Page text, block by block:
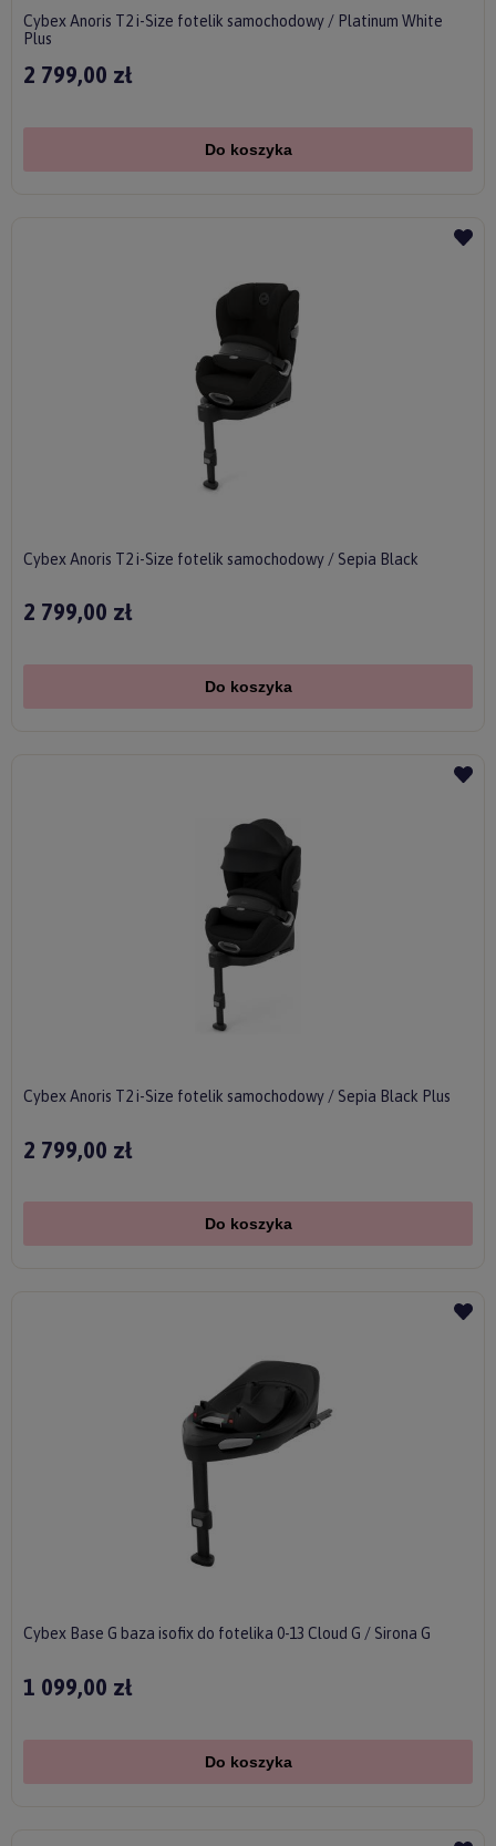
Cybex Anoris T2 i-Size fotelik samochodowy / Platinum White
Plus
2 799,00 zł
Do koszyka
Cybex Anoris T2 i-Size fotelik samochodowy / Sepia Black
2 799,00 zł
Do koszyka
Cybex Anoris T2 i-Size fotelik samochodowy / Sepia Black Plus
2 799,00 zł
Do koszyka
Cybex Base G baza isofix do fotelika 0-13 Cloud G / Sirona G
1 099,00 zł
Do koszyka